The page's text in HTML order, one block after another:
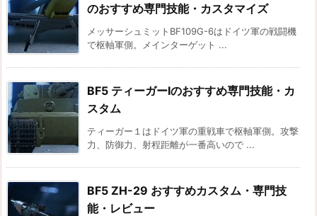
のおすすめ専門技能・カスタマイズ
メッサーシュミットBF109G-6はドイツ軍の戦闘機
で枢軸軍側。メインターゲット ...
BF5 ティーガーⅠのおすすめ専門技能・カ
スタム
ティーガー１はドイツ軍の重戦車で枢軸軍側。攻撃
力、防御力、射程距離が一番高いので ...
BF5 ZH-29 おすすめカスタム・専門技
能・レビュー